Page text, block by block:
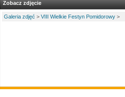
Zobacz zdjęcie
Galeria zdjęć > VIII Wielkie Festyn Pomidorowy >